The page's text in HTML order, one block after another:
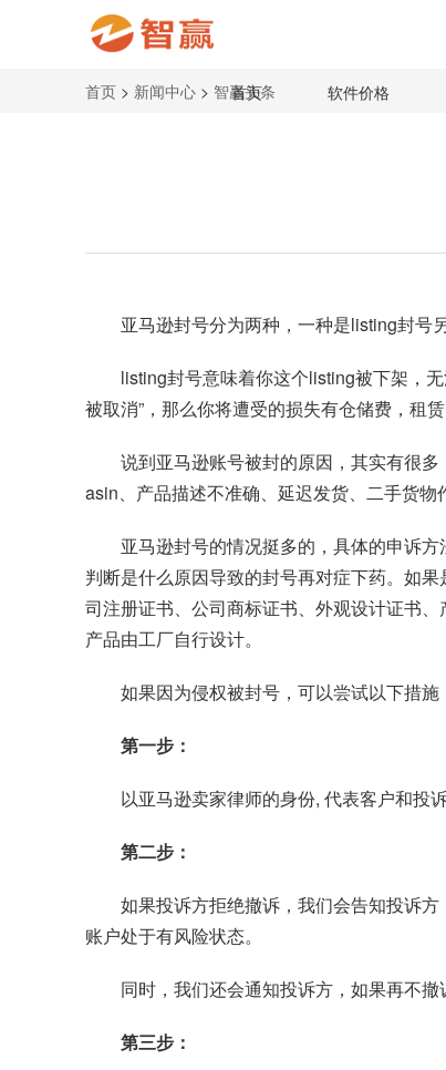
首页 软件价格
首页 > 新闻中心 > 智赢头条
亚马逊封号分为两种，一种是listing封号
listing封号意味着你这个listing被下架，
被取消”，那么你将遭受的损失有仓储费，租
说到亚马逊账号被封的原因，其实有很
asin、产品描述不准确、延迟发货、二手货物
亚马逊封号的情况挺多的，具体的申诉
判断是什么原因导致的封号再对症下药。如
司注册证书、公司商标证书、外观设计证书
产品由工厂自行设计。
如果因为侵权被封号，可以尝试以下措施
第一步：
以亚马逊卖家律师的身份, 代表客户和投
第二步：
如果投诉方拒绝撤诉，我们会告知投诉
账户处于有风险状态。
同时，我们还会通知投诉方，如果再不
第三步：